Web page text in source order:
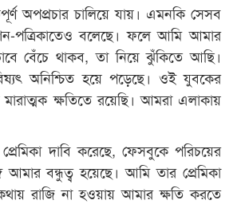
অপপ্রচার চালিয়ে যায়। এমনকি সেসব
পত্রিকাতেও বলেছে। ফলে আমি আমার
বেঁচে থাকব, তা নিয়ে ঝুঁকিতে আছি।
অনিশ্চিত হয়ে পড়েছে। ওই যুবকের
ক্ষতিতে রয়েছি। আমরা এলাকায়
দাবি করেছে, ফেসবুকে পরিচয়ের
আমার বন্ধুত্ব হয়েছে। আমি তার প্রেমিকা
রাজি না হওয়ায় আমার ক্ষতি করতে